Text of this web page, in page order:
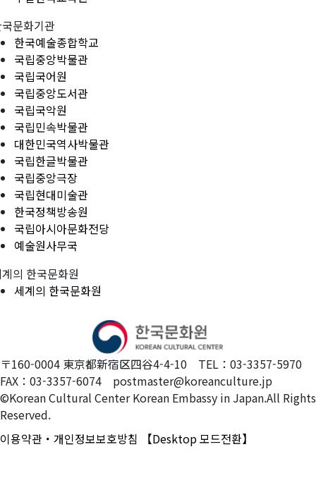
문화기관
한국예술종합학교
국립중앙박물관
국립국어원
국립중앙도서관
국립국악원
국립민속박물관
대한민국역사박물관
국립한글박물관
국립중앙극장
국립현대미술관
한국정책방송원
국립아시아문화전당
예술원사무국
의 한국문화원
세계의 한국문화원
〒160-0004 東京都新宿区四谷4-4-10 TEL：03-3357-5970
FAX：03-3357-6074 postmaster@koreanculture.jp
©Korean Cultural Center Korean Embassy in Japan.All Rights
Reserved.
이용약관・개인정보보호방침
【Desktop 모드전환】